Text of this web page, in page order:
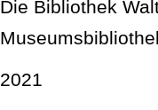
Die Bibliothek
2021